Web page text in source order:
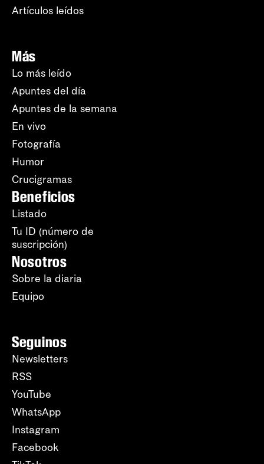
Artículos leídos
Más
Lo más leído
Apuntes del día
Apuntes de la semana
En vivo
Fotografía
Humor
Crucigramas
Beneficios
Listado
Tu ID (número de
suscripción)
Nosotros
Sobre la diaria
Equipo
Seguinos
Newsletters
RSS
YouTube
WhatsApp
Instagram
Facebook